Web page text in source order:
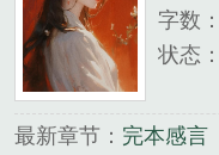
字数
状态
最新章节： 完本感言